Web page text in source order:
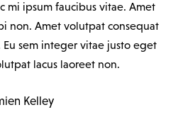
mi ipsum faucibus vitae. Amet
non. Amet volutpat consequat
Eu sem integer vitae justo eget
lacus laoreet non.
Kelley